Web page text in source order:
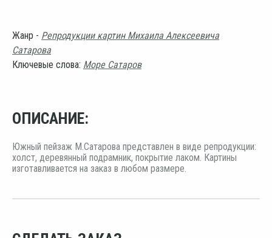
Жанр - Репродукции картин Михаила Алексеевича
Сатарова
Ключевые слова: Море Сатаров
ОПИСАНИЕ:
Южный пейзаж М.Сатарова представлен в виде репродукции:
холст, деревянный подрамник, покрытие лаком. Картины
изготавливается на заказ в любом размере.